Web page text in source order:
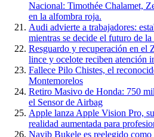
Nacional: Timothée Chalamet,
en la alfombra roja.
Audi advierte a trabajadores:
mientras se decide el futuro de la
Resguardo y recuperación en el
lince y ocelote reciben atención
Fallece Pilo Chistes, el
Montemorelos
Retiro Masivo de Honda: 750
el Sensor de Airbag
Apple lanza Apple Vision Pro,
realidad aumentada para
Nayib Bukele es reelegido